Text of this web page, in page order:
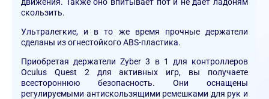
скользить.
Ультралегкие, и в то же время прочные держатели
сделаны из огнестойкого ABS-пластика.
Приобретая держатели Zyber 3 в 1 для контроллеров
Oculus Quest 2 для активных игр, вы получаете
всестороннюю безопасность. Они оснащены
регулируемыми антискользящими ремешками для рук и